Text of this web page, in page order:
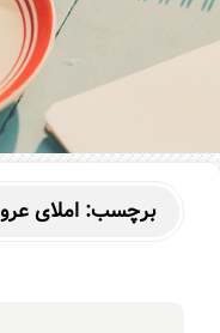
برچسب: املای